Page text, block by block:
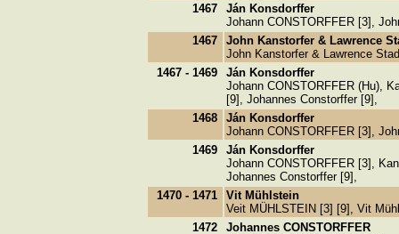
1467
Ján Konsdorffer
Johann CONSTORFFER [3],
1467
John Kanstorfer & Lawrence
John Kanstorfer & Lawrence
1467 - 1469
Ján Konsdorffer
Johann CONSTORFFER (Hu),
[9], Johannes Constorffer [9],
1468
Ján Konsdorffer
Johann CONSTORFFER [3],
1469
Ján Konsdorffer
Johann CONSTORFFER [3],
Johannes Constorffer [9],
1470 - 1471
Vit Mühlstein
Veit MÜHLSTEIN [3] [9], Vit
1472
Johannes CONSTORFFER